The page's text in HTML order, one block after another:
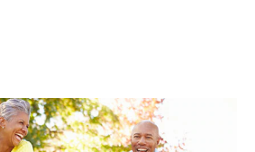
PARA PROFESIONALES